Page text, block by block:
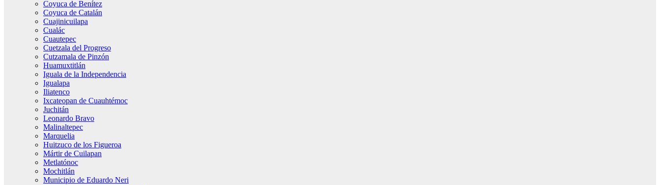
Coyuca de Benítez
Coyuca de Catalán
Cuajinicuilapa
Cualác
Cuautepec
Cuetzala del Progreso
Cutzamala de Pinzón
Huamuxtitlán
Iguala de la Independencia
Igualapa
Iliatenco
Ixcateopan de Cuauhtémoc
Juchitán
Leonardo Bravo
Malinaltepec
Marquelia
Huitzuco de los Figueroa
Mártir de Cuilapan
Metlatónoc
Mochitlán
Municipio de Eduardo Neri